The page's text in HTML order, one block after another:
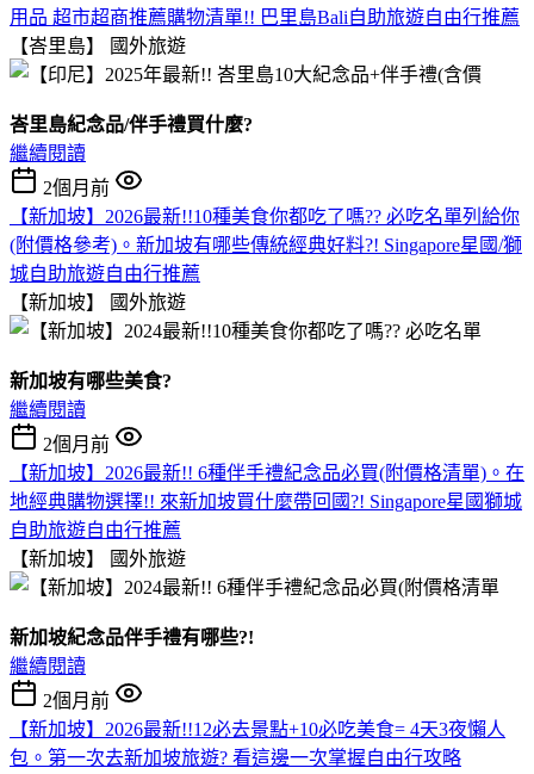
用品 超市超商推薦購物清單!! 巴里島Bali自助旅遊自由行推薦
【峇里島】
國外旅遊
峇里島紀念品/伴手禮買什麼?
繼續閱讀
2個月前
【新加坡】2026最新!!10種美食你都吃了嗎?? 必吃名單列給你
(附價格參考)。新加坡有哪些傳統經典好料?! Singapore星國/獅
城自助旅遊自由行推薦
【新加坡】
國外旅遊
新加坡有哪些美食?
繼續閱讀
2個月前
【新加坡】2026最新!! 6種伴手禮紀念品必買(附價格清單)。在
地經典購物選擇!! 來新加坡買什麼帶回國?! Singapore星國獅城
自助旅遊自由行推薦
【新加坡】
國外旅遊
新加坡紀念品伴手禮有哪些?!
繼續閱讀
2個月前
【新加坡】2026最新!!12必去景點+10必吃美食= 4天3夜懶人
包。第一次去新加坡旅遊? 看這邊一次掌握自由行攻略